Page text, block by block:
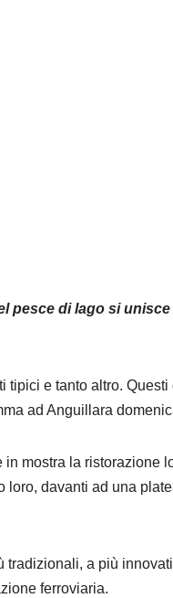
pesce di lago si
tipici e tanto altro.
ad Anguillara
mostra la ristorazione
davanti ad una
tradizionali, a più
ferroviaria.